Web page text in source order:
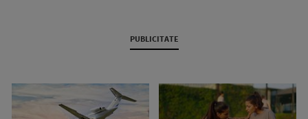
PUBLICITATE